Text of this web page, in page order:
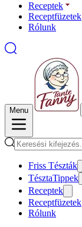
Receptek
Receptfüzetek
Rólunk
Menu
Friss Tészták
TésztaTippek
Receptek
Receptfüzetek
Rólunk